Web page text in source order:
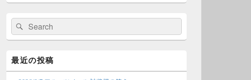
ません。
7/4 18:54（Dr.N）
時間の都合が付かないため、7月5
日の更新は休みます。申し訳あり
検
索:
検
索
最近の投稿